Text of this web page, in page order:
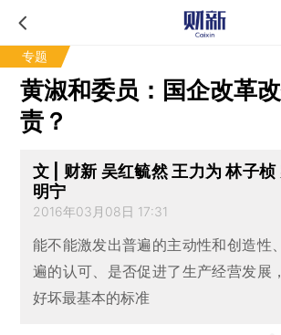
专题
黄淑和委员：国企改革
责？
文 | 财新 吴红毓然 王力为 林子桢
明宁
2016年03月08日 17:31
能不能激发出普遍的主动性和创造性
遍的认可、是否促进了生产经营发展
好坏最基本的标准